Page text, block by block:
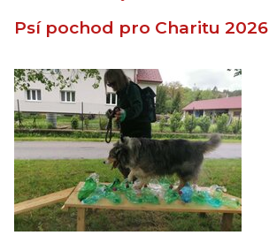
Psí pochod pro Charitu 2026